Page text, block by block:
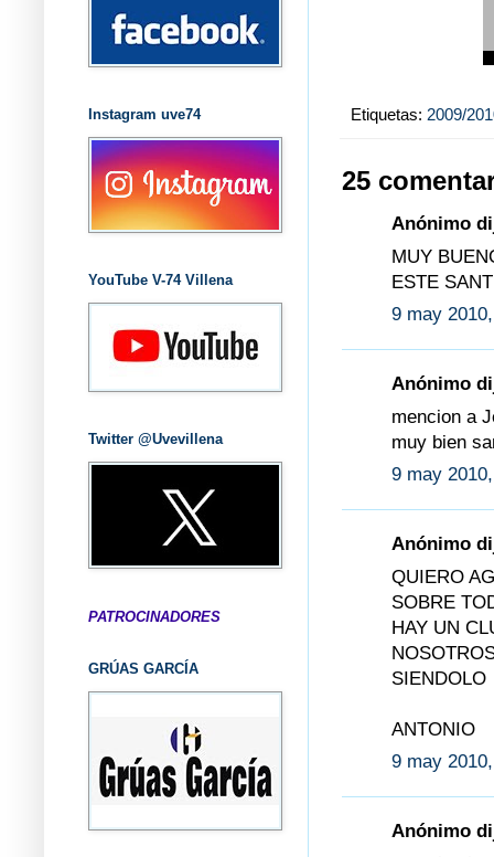
Etiquetas: 2009/
25
Anónimo
MUY
ESTE
9 may
Anónimo
mencion a
muy bien
9 may
Anónimo
QUIERO
SOBRE
HAY UN
SIENDOLO
ANTONIO
9 may
Anónimo
Instagram uve74
YouTube V-74 Villena
Twitter @Uvevillena
PATROCINADORES
GRÚAS GARCÍA